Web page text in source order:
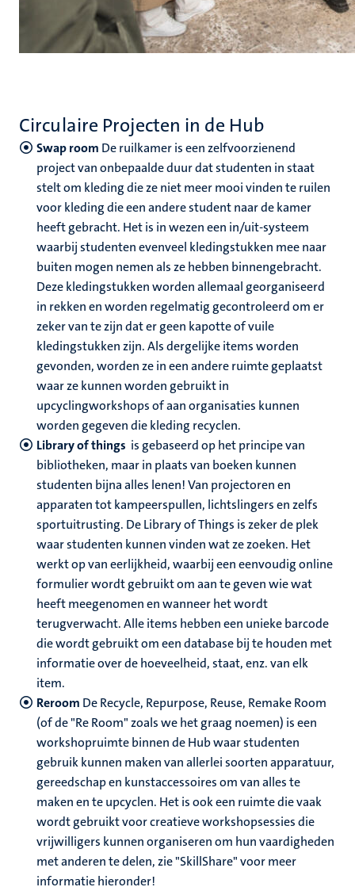
Circulaire Projecten in de Hub
Swap room De ruilkamer is een zelfvoorzienend
project van onbepaalde duur dat studenten in staat
stelt om kleding die ze niet meer mooi vinden te ruilen
voor kleding die een andere student naar de kamer
heeft gebracht. Het is in wezen een in/uit-systeem
waarbij studenten evenveel kledingstukken mee naar
buiten mogen nemen als ze hebben binnengebracht.
Deze kledingstukken worden allemaal georganiseerd
in rekken en worden regelmatig gecontroleerd om er
zeker van te zijn dat er geen kapotte of vuile
kledingstukken zijn. Als dergelijke items worden
gevonden, worden ze in een andere ruimte geplaatst
waar ze kunnen worden gebruikt in
upcyclingworkshops of aan organisaties kunnen
worden gegeven die kleding recyclen.
Library of things is gebaseerd op het principe van
bibliotheken, maar in plaats van boeken kunnen
studenten bijna alles lenen! Van projectoren en
apparaten tot kampeerspullen, lichtslingers en zelfs
sportuitrusting. De Library of Things is zeker de plek
waar studenten kunnen vinden wat ze zoeken. Het
werkt op van eerlijkheid, waarbij een eenvoudig online
formulier wordt gebruikt om aan te geven wie wat
heeft meegenomen en wanneer het wordt
terugverwacht. Alle items hebben een unieke barcode
die wordt gebruikt om een database bij te houden met
informatie over de hoeveelheid, staat, enz. van elk
item.
Reroom De Recycle, Repurpose, Reuse, Remake Room
(of de "Re Room" zoals we het graag noemen) is een
workshopruimte binnen de Hub waar studenten
gebruik kunnen maken van allerlei soorten apparatuur,
gereedschap en kunstaccessoires om van alles te
maken en te upcyclen. Het is ook een ruimte die vaak
wordt gebruikt voor creatieve workshopsessies die
vrijwilligers kunnen organiseren om hun vaardigheden
met anderen te delen, zie "SkillShare" voor meer
informatie hieronder!